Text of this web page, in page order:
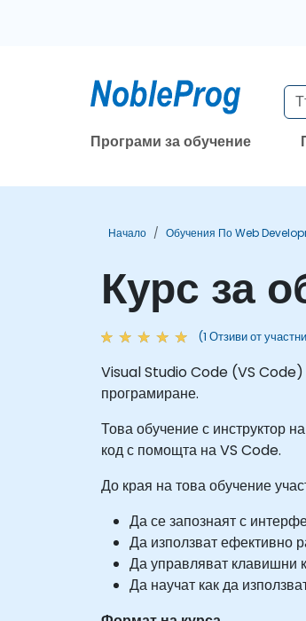
Програми за обучение
Начало Обучения По Web
Курс за
(1 Отзиви от
Visual Studio Code (VS Code)
програмиране.
Това обучение с инструктор
код с помощта на VS Code.
До края на това обучение
Да се запознаят с
Да използват ефективно
Да управляват клавишни
Да научат как да